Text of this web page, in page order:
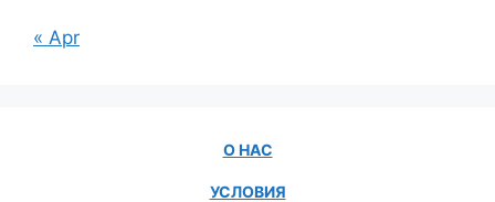
« Apr
О НАС
УСЛОВИЯ